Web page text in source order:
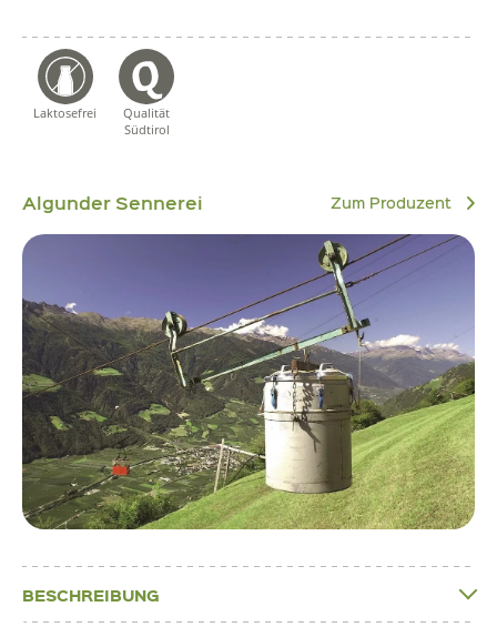
Laktosefrei
Qualität
Südtirol
Algunder Sennerei Zum Produzent
BESCHREIBUNG